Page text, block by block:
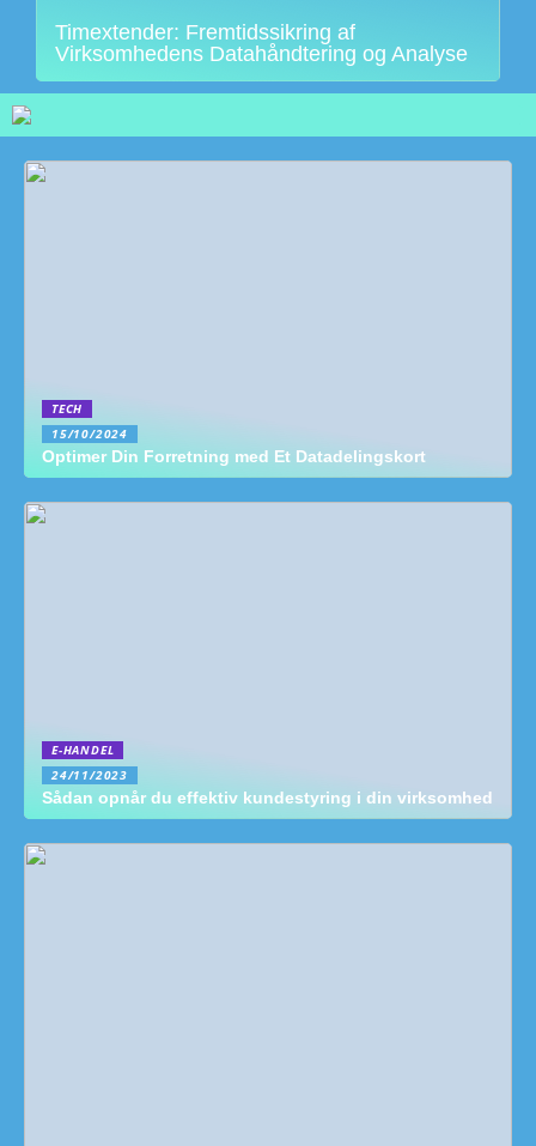
Timextender: Fremtidssikring af
Virksomhedens Datahåndtering og Analyse
TECH
15/10/2024
Optimer Din Forretning med Et Datadelingskort
E-HANDEL
24/11/2023
Sådan opnår du effektiv kundestyring i din virksomhed